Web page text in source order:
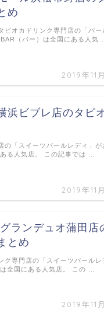
め
2019年11
ピオカドリンク専門店の「パー
（バー）は全国にある人気 …
浜ビブレ店のタピ
2019年11
「スイーツパールレディ」が
る人気店。 この記事では …
ランデュオ蒲田店
とめ
2019年11
専門店の「スイーツパールレ
全国にある人気店。 この …